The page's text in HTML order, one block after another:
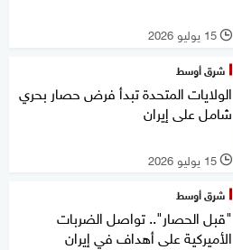
l 15 يوليو 2026
شرق أوسط
الولايات المتحدة تبدأ فرض حصار بحري
شامل على إيران
l 15 يوليو 2026
شرق أوسط
"قبل الحصار".. تواصل الضربات
الأميركية على أهداف في إيران